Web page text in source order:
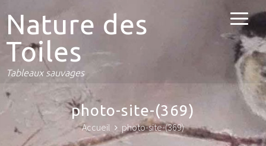
Nature des
Toiles
Tableaux sauvages
photo-site-(369)
Accueil photo-site-(369)